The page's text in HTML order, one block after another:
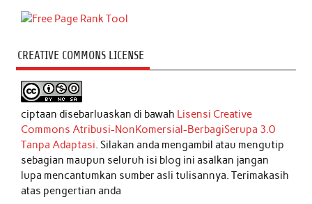
CREATIVE COMMONS LICENSE
ciptaan disebarluaskan di bawah Lisensi Creative
Commons Atribusi-NonKomersial-BerbagiSerupa 3.0
Tanpa Adaptasi. Silakan anda mengambil atau mengutip
sebagian maupun seluruh isi blog ini asalkan jangan
lupa mencantumkan sumber asli tulisannya. Terimakasih
atas pengertian anda